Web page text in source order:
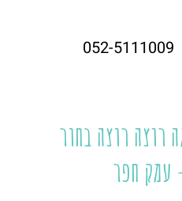
רוצה רוצה בחור
עמק חפר